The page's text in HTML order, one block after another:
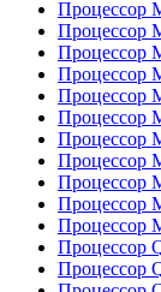
Процессор
Процессор
Процессор
Процессор
Процессор
Процессор
Процессор
Процессор
Процессор
Процессор
Процессор
Процессор
Процессор